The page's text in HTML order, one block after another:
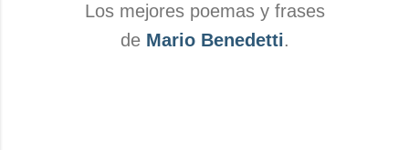
Los mejores poemas y frases
de Mario Benedetti.